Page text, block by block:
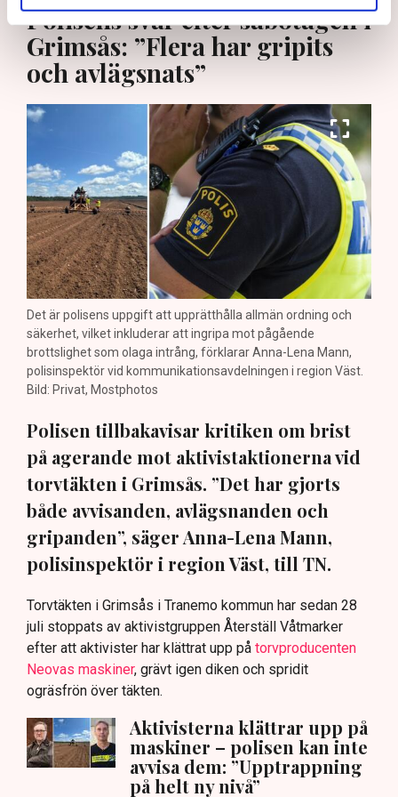
Polisens svar efter sabotagen i
Grimsås: ”Flera har gripits
och avlägsnats”
Det är polisens uppgift att upprätthålla allmän ordning och
säkerhet, vilket inkluderar att ingripa mot pågående
brottslighet som olaga intrång, förklarar Anna-Lena Mann,
polisinspektör vid kommunikationsavdelningen i region Väst.
Bild: Privat, Mostphotos
Polisen tillbakavisar kritiken om brist
på agerande mot aktivistaktionerna vid
torvtäkten i Grimsås. ”Det har gjorts
både avvisanden, avlägsnanden och
gripanden”, säger Anna-Lena Mann,
polisinspektör i region Väst, till TN.
Torvtäkten i Grimsås i Tranemo kommun har sedan 28
juli stoppats av aktivistgruppen Återställ Våtmarker
efter att aktivister har klättrat upp på torvproducenten
Neovas maskiner, grävt igen diken och spridit
ogräsfrön över täkten.
Aktivisterna klättrar upp på
maskiner – polisen kan inte
avvisa dem: ”Upptrappning
på helt ny nivå”